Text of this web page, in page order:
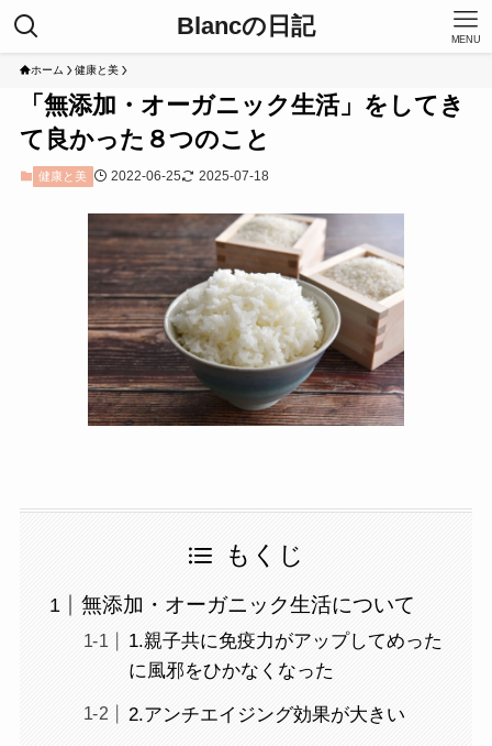
Blancの日記 MENU
ホーム 健康と美
「無添加・オーガニック生活」をしてき
て良かった８つのこと
健康と美 2022-06-25 2025-07-18
もくじ
無添加・オーガニック生活について
1.親子共に免疫力がアップしてめった
に風邪をひかなくなった
2.アンチエイジング効果が大きい